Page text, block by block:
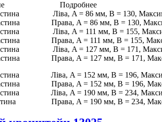
Подробнее
Ліва, A = 86 мм, B = 130,
Права, A = 86 мм, B = 130,
Ліва, A = 111 мм, B = 155,
Права, A = 111 мм, B = 155,
Ліва, A = 127 мм, B = 171,
Права, A = 127 мм, B = 171,
Ліва, A = 152 мм, B = 196,
Права, A = 152 мм, B = 196,
Ліва, A = 190 мм, B = 234,
Права, A = 190 мм, B = 234,